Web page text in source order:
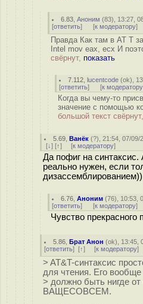
6.83 ,Аноним (83), 13:27,
[ответить] [к модератору]
Правда Как там в AT T
Intel mov eax, ecx И
свёрнут, показать
7.112 ,lucentcode (ok),
[ответить] [к модератору
Когда вы чему-то
значение с помощью
большой текст свёрнут,
5.69 ,Ванёк (?), 21:54, 07/09/
[↓] [↑] [к модератору]
Да пофиг на
реально нужен, если
дизассемблированием))
6.76 ,Аноним (76), 10:53,
[ответить] [к модератору]
Чувство прекрасного
5.86 ,Брат Анон (ok), 13:45,
[ответить] [↑] [к модератору]
> AT&T-синтаксис
для чтения. Его вообще
> должно быть нигде от
ВАЩЕСОВСЕМ.